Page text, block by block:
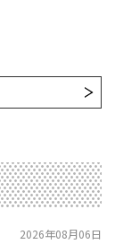
2026年08月06日